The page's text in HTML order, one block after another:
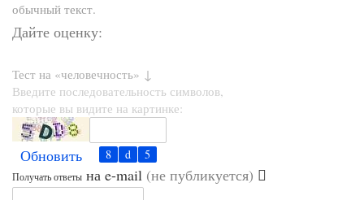
обычный текст.
Дайте оценку:
Тест на «человечность» ↓
Введите последовательность символов,
которые вы видите на картинке:
Обновить
Получать ответы на e-mail (не публикуется)